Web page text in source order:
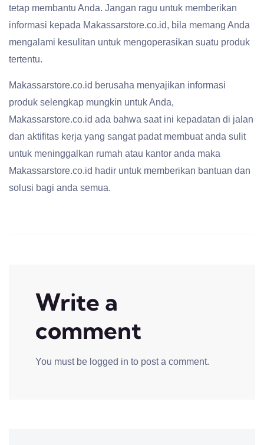
tetap membantu Anda. Jangan ragu untuk memberikan
informasi kepada Makassarstore.co.id, bila memang Anda
mengalami kesulitan untuk mengoperasikan suatu produk
tertentu.
Makassarstore.co.id berusaha menyajikan informasi
produk selengkap mungkin untuk Anda,
Makassarstore.co.id ada bahwa saat ini kepadatan di jalan
dan aktifitas kerja yang sangat padat membuat anda sulit
untuk meninggalkan rumah atau kantor anda maka
Makassarstore.co.id hadir untuk memberikan bantuan dan
solusi bagi anda semua.
Write a
comment
You must be logged in to post a comment.